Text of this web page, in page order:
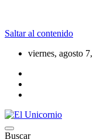
Saltar al contenido
viernes, agosto
La realidad supera la
Buscar